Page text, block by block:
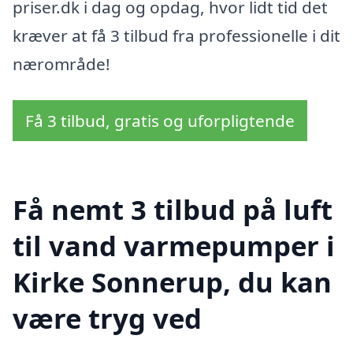
priser.dk i dag og opdag, hvor lidt tid det
kræver at få 3 tilbud fra professionelle i dit
nærområde!
Få 3 tilbud, gratis og uforpligtende
Få nemt 3 tilbud på luft
til vand varmepumper i
Kirke Sonnerup, du kan
være tryg ved